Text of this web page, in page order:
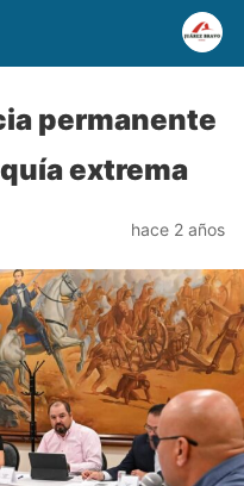
permanente
extrema
hace 2 años